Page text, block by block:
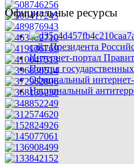
Официальные ресурсы
сайт Президента
Интернет-портал
Портал
Официальный
Национальный